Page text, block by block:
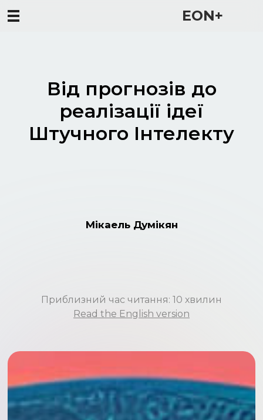
EON+
Від прогнозів до
реалізації ідеї
Штучного Інтелекту
Мікаель Думікян
Приблизний час читання: 10 хвилин
Read the English version